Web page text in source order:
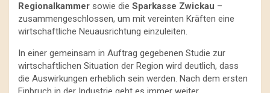
Regionalkammer sowie die Sparkasse Zwickau –
zusammengeschlossen, um mit vereinten Kräften eine
wirtschaftliche Neuausrichtung einzuleiten.
In einer gemeinsam in Auftrag gegebenen Studie zur
wirtschaftlichen Situation der Region wird deutlich, dass
die Auswirkungen erheblich sein werden. Nach dem ersten